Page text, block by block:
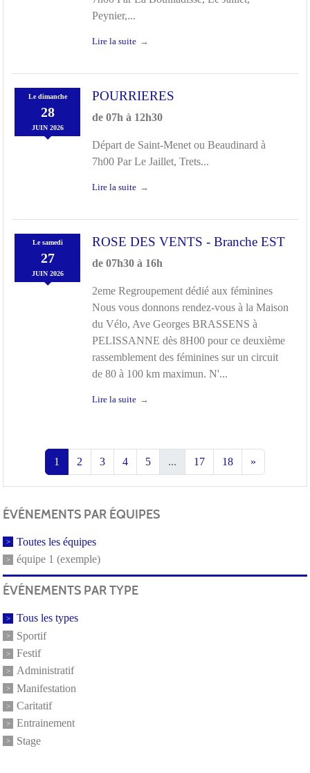
Peynier,...
Lire la suite
Ledimanche
28
JUIN 2026
POURRIERES
de 07h à 12h30
Départ de Saint-Menet ou Beaudinard à
7h00 Par Le Jaillet, Trets...
Lire la suite
Lesamedi
27
JUIN 2026
ROSE DES VENTS - Branche EST
de 07h30 à 16h
2eme Regroupement dédié aux féminines
Nous vous donnons rendez-vous à la Maison
du Vélo, Ave Georges BRASSENS à
PELISSANNE dès 8H00 pour ce deuxième
rassemblement des féminines sur un circuit
de 80 à 100 km maximun. N'...
Lire la suite
1 2 3 4 5 ... 17 18 »
ÉVÉNEMENTS PAR ÉQUIPES
Toutes les équipes
équipe 1 (exemple)
ÉVÉNEMENTS PAR TYPE
Tous les types
Sportif
Festif
Administratif
Manifestation
Caritatif
Entrainement
Stage